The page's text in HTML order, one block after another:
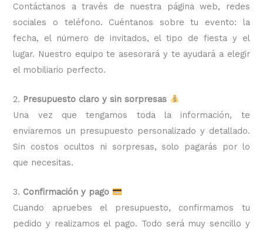
Contáctanos a través de nuestra página web, redes
sociales o teléfono. Cuéntanos sobre tu evento: la
fecha, el número de invitados, el tipo de fiesta y el
lugar. Nuestro equipo te asesorará y te ayudará a elegir
el mobiliario perfecto.
2. Presupuesto claro y sin sorpresas
Una vez que tengamos toda la información, te
enviaremos un presupuesto personalizado y detallado.
Sin costos ocultos ni sorpresas, solo pagarás por lo
que necesitas.
3. Confirmación y pago
Cuando apruebes el presupuesto, confirmamos tu
pedido y realizamos el pago. Todo será muy sencillo y